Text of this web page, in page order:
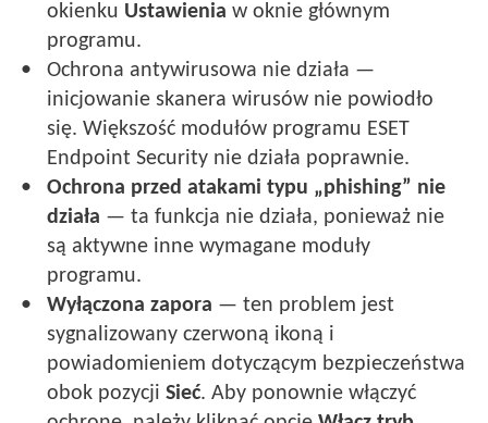
okienku Ustawienia w oknie głównym
programu.
Ochrona antywirusowa nie działa —
inicjowanie skanera wirusów nie powiodło
się. Większość modułów programu ESET
Endpoint Security nie działa poprawnie.
Ochrona przed atakami typu „phishing” nie
działa — ta funkcja nie działa, ponieważ nie
są aktywne inne wymagane moduły
programu.
Wyłączona zapora — ten problem jest
sygnalizowany czerwoną ikoną i
powiadomieniem dotyczącym bezpieczeństwa
obok pozycjiSieć. Aby ponownie włączyć